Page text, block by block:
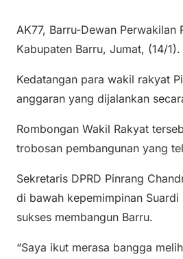
AK77, Barru-Dewan
Kabupaten Barru, Jumat, (14/1).
Kedatangan para wakil rakyat
anggaran yang dijalankan
Rombongan Wakil Rakyat
trobosan pembangunan yang
Sekretaris DPRD Pinrang
di bawah kepemimpinan
sukses membangun Barru.
“Saya ikut merasa bangga